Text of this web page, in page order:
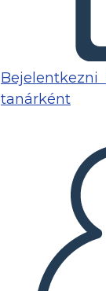
Bejelentkezni
tanárként